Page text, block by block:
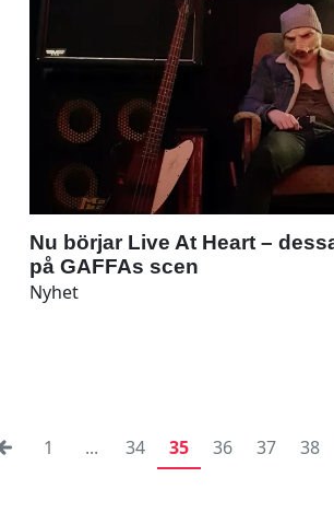
Nu börjar Live At Heart –
på GAFFAs scen
Nyhet
1 ... 34 35 36 37 38